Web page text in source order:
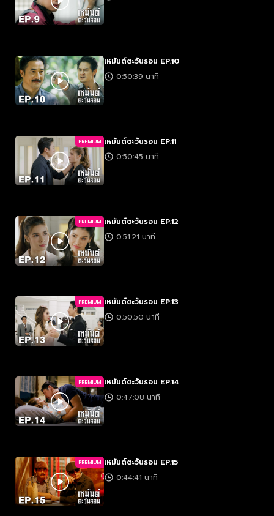
เหมันต์ตะวันรอน EP.10
0:50:39 นาที
PREMIUM เหมันต์ตะวันรอน EP.11
0:50:45 นาที
PREMIUM เหมันต์ตะวันรอน EP.12
0:51:21 นาที
PREMIUM เหมันต์ตะวันรอน EP.13
0:50:50 นาที
PREMIUM เหมันต์ตะวันรอน EP.14
0:47:08 นาที
PREMIUM เหมันต์ตะวันรอน EP.15
0:44:41 นาที